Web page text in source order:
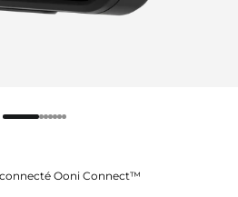
Ooni Connect™